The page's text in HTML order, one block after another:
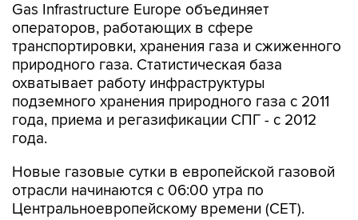
Gas Infrastructure Europe объединяет
операторов, работающих в сфере
транспортировки, хранения газа и сжиженного
природного газа. Статистическая база
охватывает работу инфраструктуры
подземного хранения природного газа с 2011
года, приема и регазификации СПГ - с 2012
года.
Новые газовые сутки в европейской газовой
отрасли начинаются c 06:00 утра по
Центральноевропейскому времени (CET).